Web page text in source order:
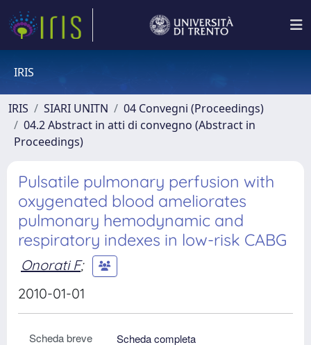
IRIS
IRIS SIARI UNITN
04 Convegni (Proceedings)
04.2 Abstract in atti di convegno (Abstract in
Proceedings)
Pulsatile pulmonary perfusion with
oxygenated blood ameliorates
pulmonary hemodynamic and
respiratory indexes in low-risk CABG
Onorati F;
2010-01-01
Scheda breve
Scheda completa